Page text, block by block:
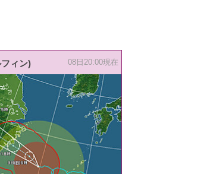
ィン) 08日20:00現在